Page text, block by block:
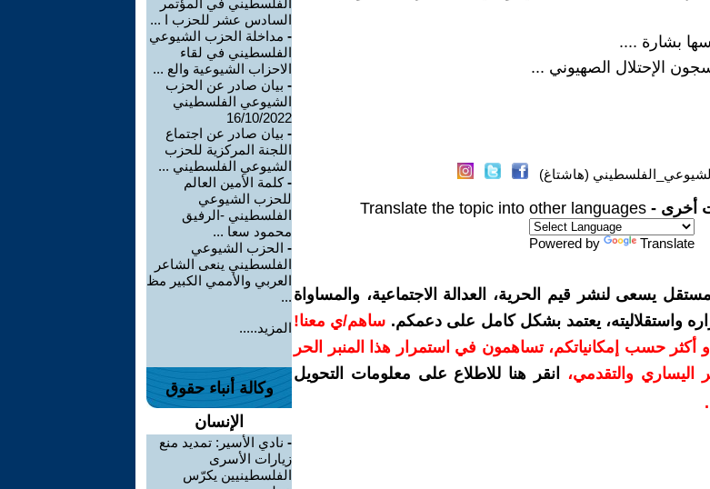
سها بشارة ....
الإحتلال الصهيوني ...
(هاشتاغ)
أخرى - Translate the topic into other languages
Powered by Translate
يسعى لنشر قيم الحرية، العدالة الاجتماعية، والمساواة
واستقلاليته، يعتمد بشكل كامل على دعمكم. ساهم/ي معنا!
سنويًا أو أكثر حسب إمكانياتكم، تساهمون في استمرار هذا المنبر الحر
اليساري والتقدمي،
انقر هنا للاطلاع على معلومات التحويل
.
الفلسطيني في المؤتمر
السادس عشر للحزب ا ...
- مداخلة الحزب الشيوعي
الفلسطيني في لقاء
الاحزاب الشيوعية والع ...
- بيان صادر عن الحزب
الشيوعي الفلسطيني
16/10/2022
- بيان صادر عن اجتماع
اللجنة المركزية للحزب
الشيوعي الفلسطيني ...
-كلمة الأمين العالم
للحزب الشيوعي
الفلسطيني -الرفيق
محمود سعا ...
- الحزب الشيوعي
الفلسطيني ينعى الشاعر
العربي والأممي الكبير مظ
...
المزيد.....
وكالة أنباء حقوق
الإنسان
- نادي الأسير: تمديد منع
زيارات الأسرى
الفلسطينيين يكرّس